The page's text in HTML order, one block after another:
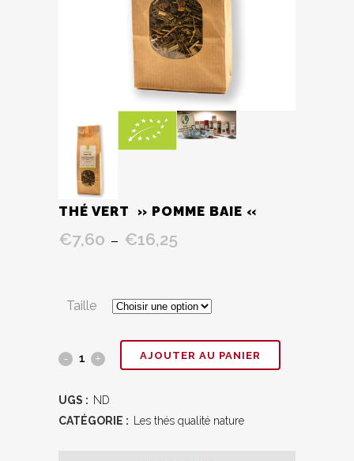
THÉ VERT » POMME BAIE «
€7,60 – €16,25
€7,60
€16,25
Taille
Thé
"
AJOUTER AU PANIER
UGS : ND
CATÉGORIE : Les thés qualité nature